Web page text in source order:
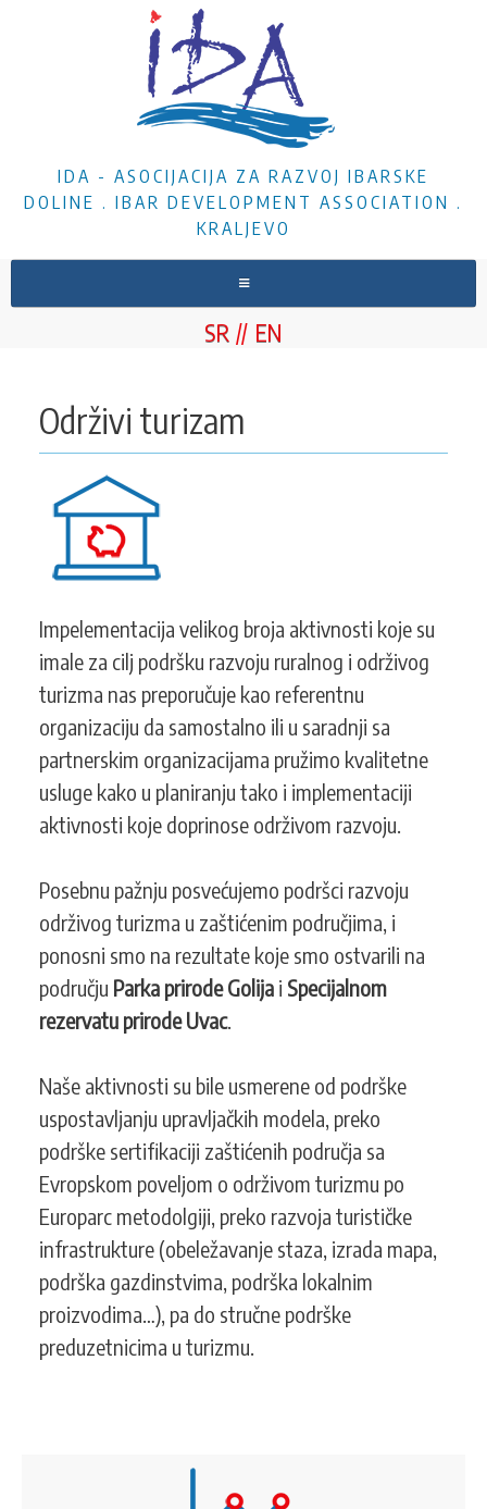
IDA - ASOCIJACIJA ZA RAZVOJ IBARSKE
DOLINE . IBAR DEVELOPMENT ASSOCIATION .
KRALJEVO
PROJEKTI
DOKUMENTA
KONTAKT
SEARCH
FORM
PRETRAGA
SR EN
Održivi turizam
Impelementacija velikog broja aktivnosti koje su
imale za cilj podršku razvoju ruralnog i održivog
turizma nas preporučuje kao referentnu
organizaciju da samostalno ili u saradnji sa
partnerskim organizacijama pružimo kvalitetne
usluge kako u planiranju tako i implementaciji
aktivnosti koje doprinose održivom razvoju.
Posebnu pažnju posvećujemo podršci razvoju
održivog turizma u zaštićenim područjima, i
ponosni smo na rezultate koje smo ostvarili na
području Parka prirode Golija i Specijalnom
rezervatu prirode Uvac.
Naše aktivnosti su bile usmerene od podrške
uspostavljanju upravljačkih modela, preko
podrške sertifikaciji zaštićenih područja sa
Evropskom poveljom o održivom turizmu po
Europarc metodolgiji, preko razvoja turističke
infrastrukture (obeležavanje staza, izrada mapa,
podrška gazdinstvima, podrška lokalnim
proizvodima…), pa do stručne podrške
preduzetnicima u turizmu.